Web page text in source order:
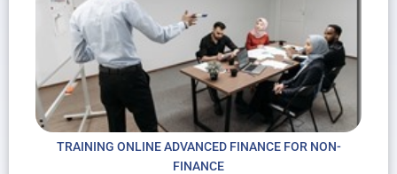
TRAINING ONLINE ADVANCED FINANCE FOR NON-
FINANCE